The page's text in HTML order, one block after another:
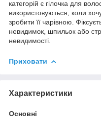
категорій є гілочка для
використовуються, коли
зробити її чарівною.
невидимок, шпильок або
невидимості.
Приховати
Характеристики
Основні